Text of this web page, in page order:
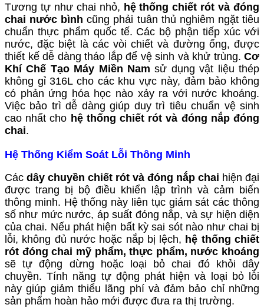
Tương tự như chai nhỏ, hệ thống chiết rót và đóng
chai nước bình cũng phải tuân thủ nghiêm ngặt tiêu
chuẩn thực phẩm quốc tế. Các bộ phận tiếp xúc với
nước, đặc biệt là các vòi chiết và đường ống, được
thiết kế dễ dàng tháo lắp để vệ sinh và khử trùng. Cơ
Khí Chế Tạo Máy Miền Nam sử dụng vật liệu thép
không gỉ 316L cho các khu vực này, đảm bảo không
có phản ứng hóa học nào xảy ra với nước khoáng.
Việc bảo trì dễ dàng giúp duy trì tiêu chuẩn vệ sinh
cao nhất cho hệ thống chiết rót và đóng nắp đóng
chai.
Hệ Thống Kiểm Soát Lỗi Thông Minh
Các dây chuyền chiết rót và đóng nắp chai hiện đại
được trang bị bộ điều khiển lập trình và cảm biến
thông minh. Hệ thống này liên tục giám sát các thông
số như mức nước, áp suất đóng nắp, và sự hiện diện
của chai. Nếu phát hiện bất kỳ sai sót nào như chai bị
lỗi, không đủ nước hoặc nắp bị lệch, hệ thống chiết
rót đóng chai mỹ phẩm, thực phẩm, nước khoáng
sẽ tự động dừng hoặc loại bỏ chai đó khỏi dây
chuyền. Tính năng tự động phát hiện và loại bỏ lỗi
này giúp giảm thiểu lãng phí và đảm bảo chỉ những
sản phẩm hoàn hảo mới được đưa ra thị trường.